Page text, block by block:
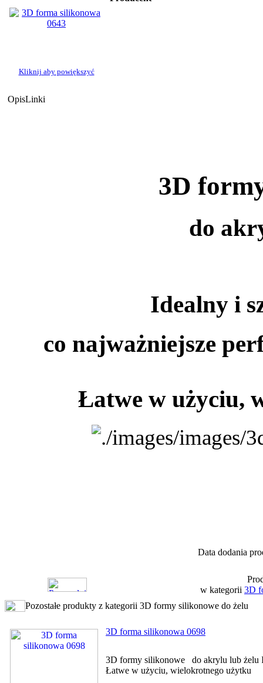
Kliknij aby powiększyć
OpisLinki
3D
do
Idealny i
co najważniejsze
Łatwe w użyciu,
Data dodania
w kategorii 3D
Pozostałe produkty z kategorii 3D formy silikonowe do żelu
3D forma silikonowa 0698
3D formy silikonowe do akrylu lub żelu
Łatwe w użyciu, wielokrotnego użytku